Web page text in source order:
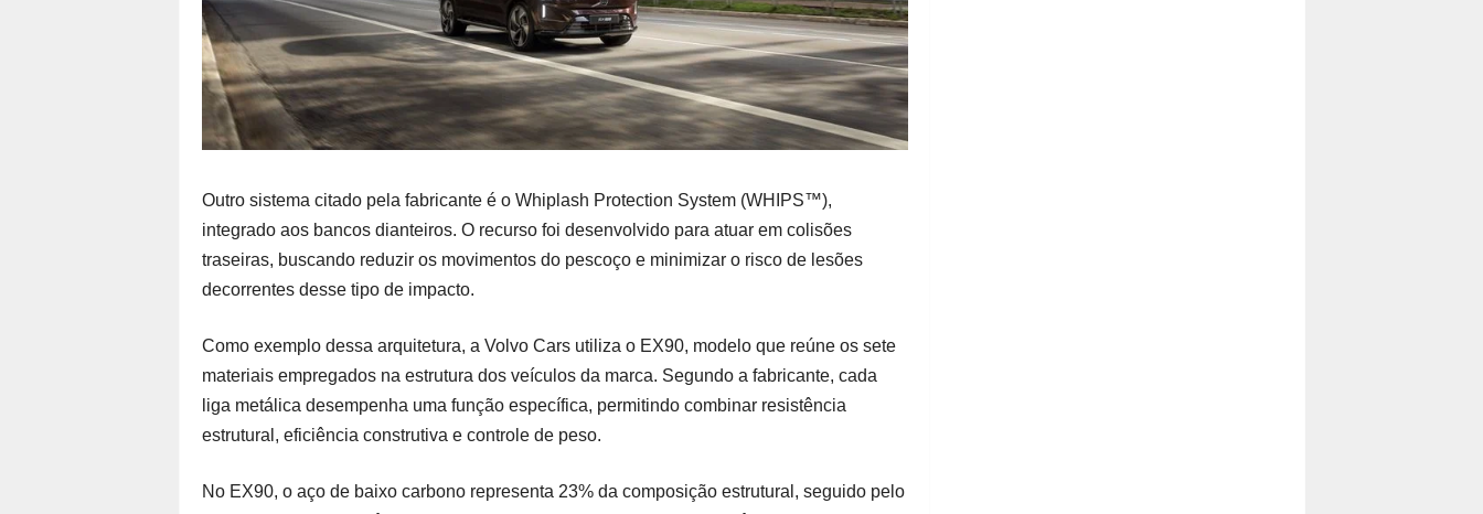
Outro sistema citado pela fabricante é o Whiplash Protection System (WHIPS™),
integrado aos bancos dianteiros. O recurso foi desenvolvido para atuar em colisões
traseiras, buscando reduzir os movimentos do pescoço e minimizar o risco de lesões
decorrentes desse tipo de impacto.
Como exemplo dessa arquitetura, a Volvo Cars utiliza o EX90, modelo que reúne os sete
materiais empregados na estrutura dos veículos da marca. Segundo a fabricante, cada
liga metálica desempenha uma função específica, permitindo combinar resistência
estrutural, eficiência construtiva e controle de peso.
No EX90, o aço de baixo carbono representa 23% da composição estrutural, seguido pelo